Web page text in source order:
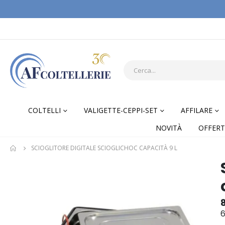
COLTELLI VALIGETTE-CEPPI-SET AFFILARE
NOVITÀ
SCIOGLITORE DIGITALE SCIOGLICHOC CAPACITÀ 9 L
Skip